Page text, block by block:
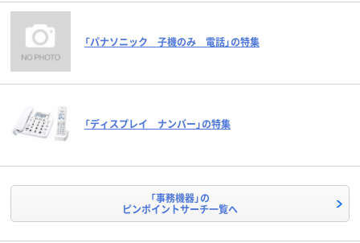
「パナソニック 子機のみ 電話」の特集
「ディスプレイ ナンバー」の特集
「事務機器」の
ピンポイントサーチ一覧へ